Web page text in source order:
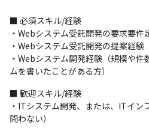
■ 必須スキル/経験
・Webシステム受託開発の要求要件
・Webシステム受託開発の提案経験
・Webシステム開発経験（規模や
ムを書いたことがある方）
■ 歓迎スキル/経験
・ITシステム開発、または、ITイ
問わない）